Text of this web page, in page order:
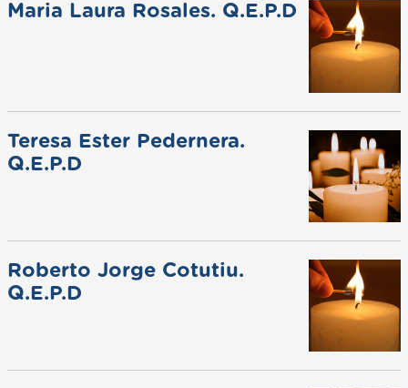
Maria Laura Rosales. Q.E.P.D
Teresa Ester Pedernera.
Q.E.P.D
Roberto Jorge Cotutiu.
Q.E.P.D